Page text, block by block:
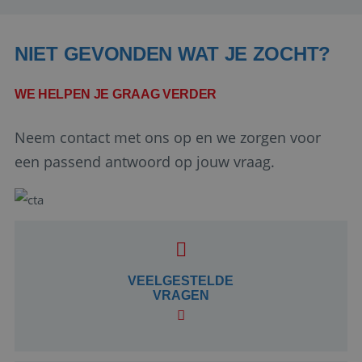
NIET GEVONDEN WAT JE ZOCHT?
WE HELPEN JE GRAAG VERDER
Neem contact met ons op en we zorgen voor
een passend antwoord op jouw vraag.
VEELGESTELDE
VRAGEN
Corporation
Google Privacy Policy